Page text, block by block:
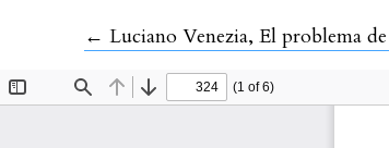
←Volver a los detalles del artículo
Luciano Venezia, El problema de